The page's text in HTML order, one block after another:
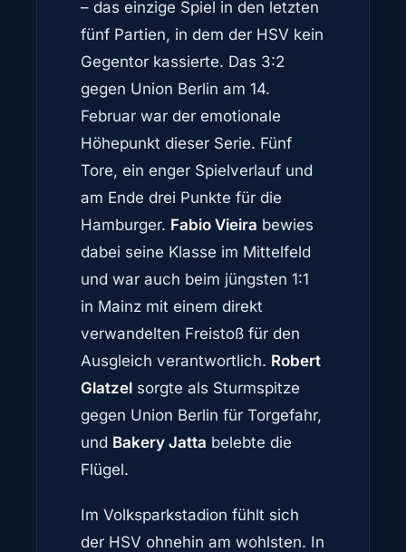
– das einzige Spiel in den letzten
fünf Partien, in dem der HSV kein
Gegentor kassierte. Das 3:2
gegen Union Berlin am 14.
Februar war der emotionale
Höhepunkt dieser Serie. Fünf
Tore, ein enger Spielverlauf und
am Ende drei Punkte für die
Hamburger. Fabio Vieira bewies
dabei seine Klasse im Mittelfeld
und war auch beim jüngsten 1:1
in Mainz mit einem direkt
verwandelten Freistoß für den
Ausgleich verantwortlich. Robert
Glatzel sorgte als Sturmspitze
gegen Union Berlin für Torgefahr,
und Bakery Jatta belebte die
Flügel.
Im Volksparkstadion fühlt sich
der HSV ohnehin am wohlsten. In